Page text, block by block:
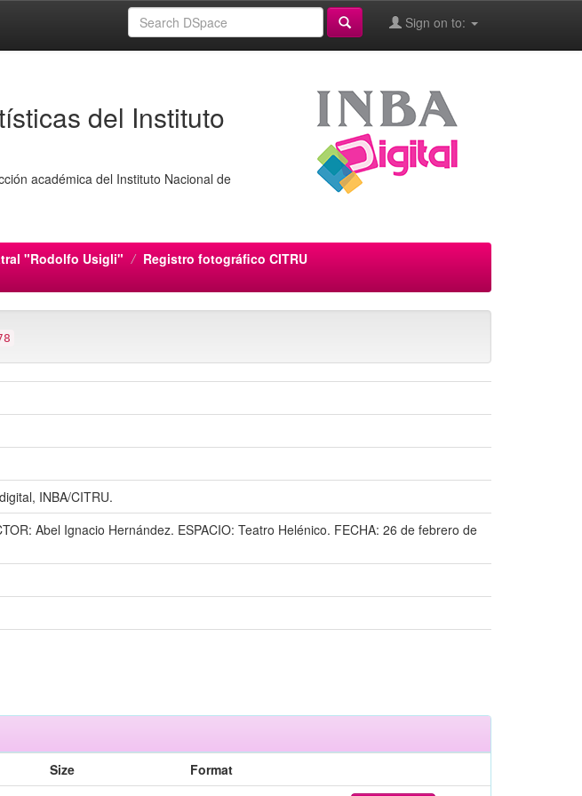
Sign on to:
del Instituto
académica del Instituto Nacional de
"Rodolfo Usigli"
Registro fotográfico CITRU
INBA/CITRU.
Abel Ignacio Hernández. ESPACIO: Teatro Helénico. FECHA: 26 de febrero de
Size
Format